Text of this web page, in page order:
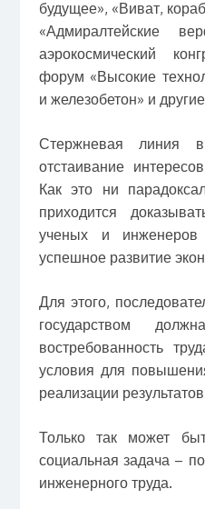
будущее», «Виват,
«Адмиралтейские
аэрокосмический
форум «Высокие
и железобетон» и
Стержневая линия
отстаивание
Как это ни
приходится
ученых и инженеров
успешное развитие
Для этого,
государством
востребованность
условия для
реализации
Только так может
социальная задача –
инженерного труда.